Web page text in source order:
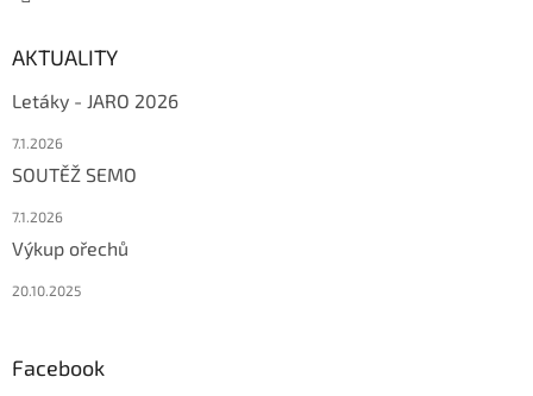
AKTUALITY
Letáky - JARO 2026
7.1.2026
SOUTĚŽ SEMO
7.1.2026
Výkup ořechů
20.10.2025
Facebook